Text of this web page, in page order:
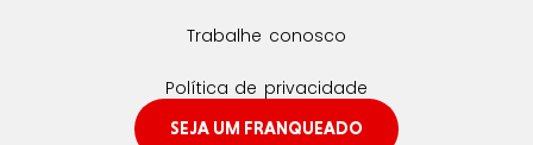
Trabalhe conosco
Política de privacidade
SEJA UM FRANQUEADO